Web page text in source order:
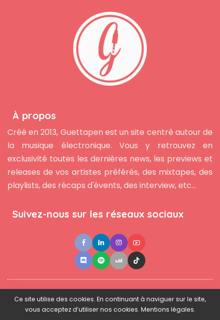
À propos
Créé en 2013, Guettapen est un site centré autour de
la musique électronique. Vous y retrouvez en
exclusivité toutes les dernières news, les previews et
releases de vos artistes préférés, des mixtapes, des
playlists, des récaps d'évents, des interview, etc...
Suivez-nous sur les réseaux sociaux
Contact ●Newsletter ● L'équipe ● Mentions légales
Ce site utilise des cookies. En continuant à naviguer sur le site,
vous acceptez d’utiliser nos cookies. Mentions légales.